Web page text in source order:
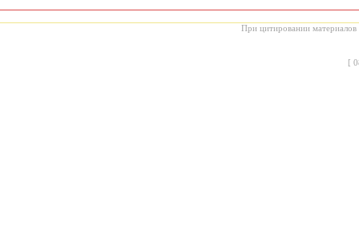
При цитировании материалов
[